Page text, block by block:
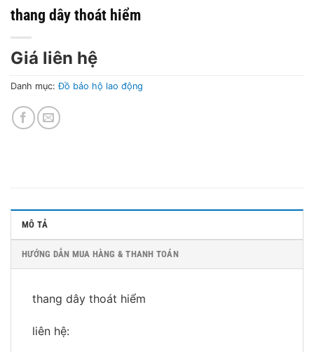
thang dây thoát hiểm
Giá liên hệ
Danh mục:Đồ bảo hộ lao động
MÔ TẢ
HƯỚNG DẪN MUA HÀNG & THANH TOÁN
thang dây thoát hiểm
liên hệ: